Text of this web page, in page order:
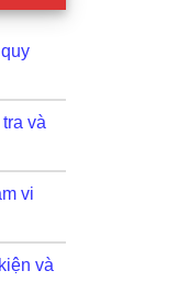
và
vi
và